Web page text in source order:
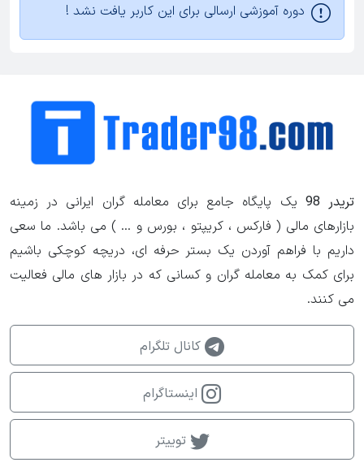
دوره آموزشی ارسالی برای این کاربر یافت نشد !
تریدر 98
یک پایگاه جامع برای معامله گران ایرانی در زمینه
بازارهای مالی ( فارکس ، کریپتو ، بورس و ... ) می باشد. ما سعی
داریم با فراهم آوردن یک بستر حرفه ای، دریچه کوچکی باشیم
برای کمک به معامله گران و کسانی که در بازار های مالی فعالیت
می کنند.
کانال تلگرام
اینستاگرام
توییتر